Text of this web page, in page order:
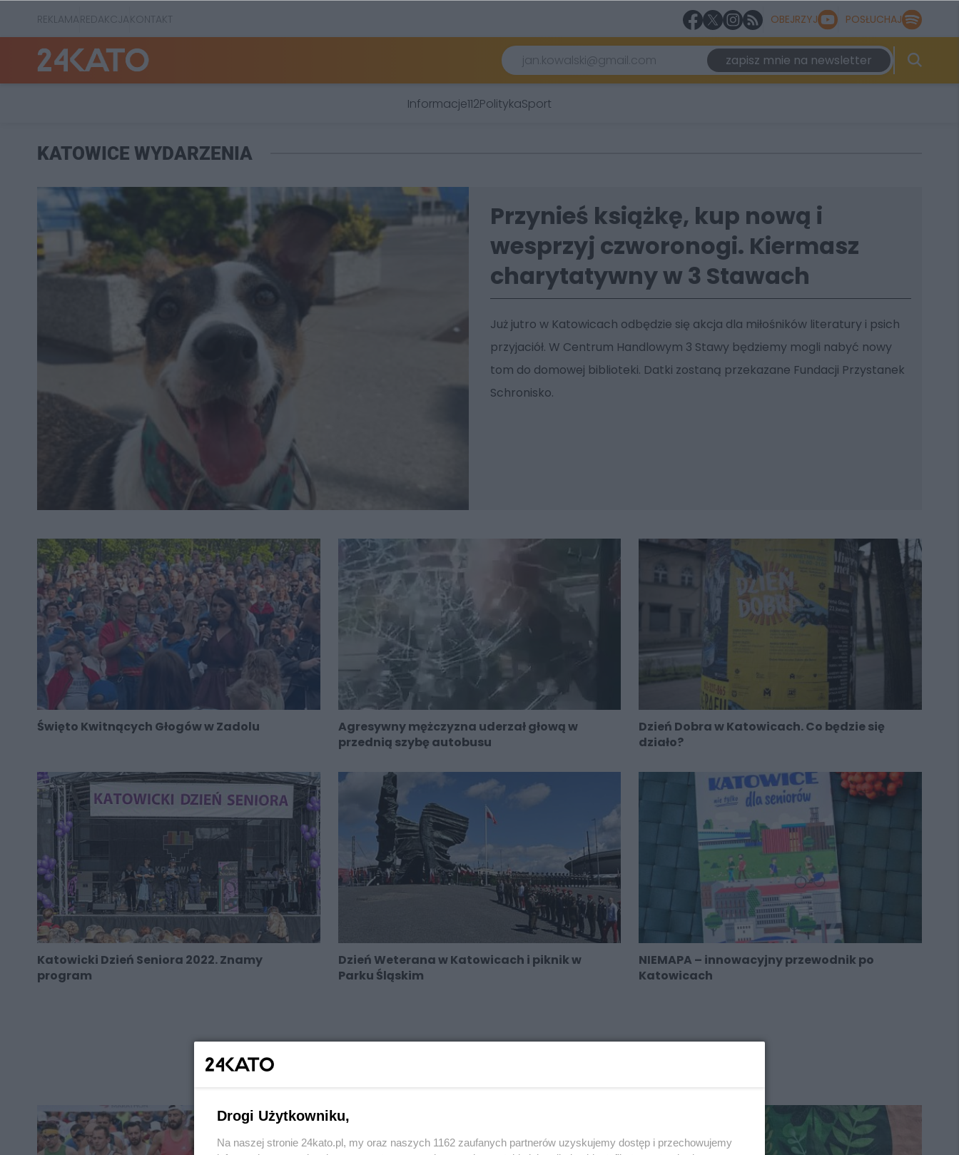
REKLAMAREDAKCJAKONTAKT OBEJRZYJ POSŁUCHAJ
zapisz mnie na newsletter
Informacje112PolitykaSport
KATOWICE WYDARZENIA
Przynieś książkę, kup nową i
wesprzyj czworonogi. Kiermasz
charytatywny w 3 Stawach
Już jutro w Katowicach odbędzie się akcja dla miłośników literatury i psich
przyjaciół. W Centrum Handlowym 3 Stawy będziemy mogli nabyć nowy
tom do domowej biblioteki. Datki zostaną przekazane Fundacji Przystanek
Schronisko.
Święto Kwitnących Głogów w Zadolu
Agresywny mężczyzna uderzał głową w
przednią szybę autobusu
Dzień Dobra w Katowicach. Co będzie się
działo?
Katowicki Dzień Seniora 2022. Znamy
program
Dzień Weterana w Katowicach i piknik w
Parku Śląskim
NIEMAPA – innowacyjny przewodnik po
Katowicach
Drogi Użytkowniku,
Na naszej stronie 24kato.pl, my oraz naszych 1162 zaufanych partnerów uzyskujemy dostęp i przechowujemy